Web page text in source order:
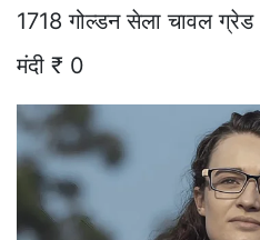
1718 गोल्डन सेला चावल
मंदी ₹ 0